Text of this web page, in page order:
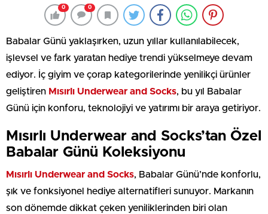
0 0
Babalar Günü yaklaşırken, uzun yıllar kullanılabilecek,
işlevsel ve fark yaratan hediye trendi yükselmeye devam
ediyor. İç giyim ve çorap kategorilerinde yenilikçi ürünler
geliştiren Mısırlı Underwear and Socks, bu yıl Babalar
Günü için konforu, teknolojiyi ve yatırımı bir araya getiriyor.
Mısırlı Underwear and Socks’tan Özel
Babalar Günü Koleksiyonu
Mısırlı Underwear and Socks, Babalar Günü’nde konforlu,
şık ve fonksiyonel hediye alternatifleri sunuyor. Markanın
son dönemde dikkat çeken yeniliklerinden biri olan